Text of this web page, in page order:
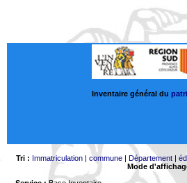
Inventaire général du
Tri : Immatriculation| commune| Département|
Mode